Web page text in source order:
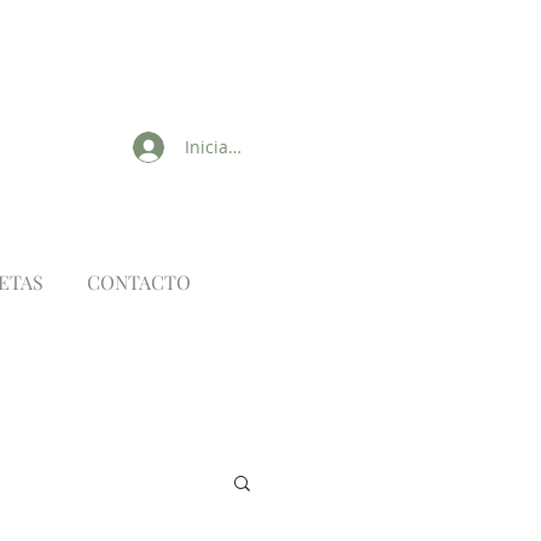
Iniciar sesión
CONTACTO